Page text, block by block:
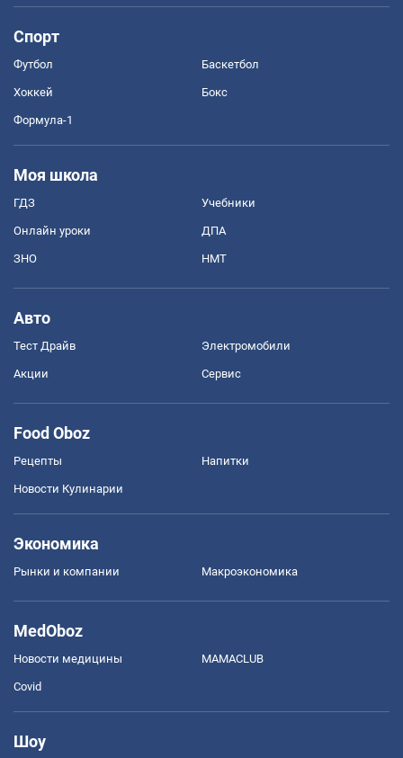
Спорт
Футбол Баскетбол
Хоккей Бокс
Формула-1
Моя школа
ГДЗ Учебники
Онлайн уроки ДПА
ЗНО НМТ
Авто
Тест Драйв Электромобили
Акции Сервис
Food Oboz
Рецепты Напитки
Новости Кулинарии
Экономика
Рынки и компании Mакроэкономика
MedOboz
Новости медицины MAMACLUB
Covid
Шоу